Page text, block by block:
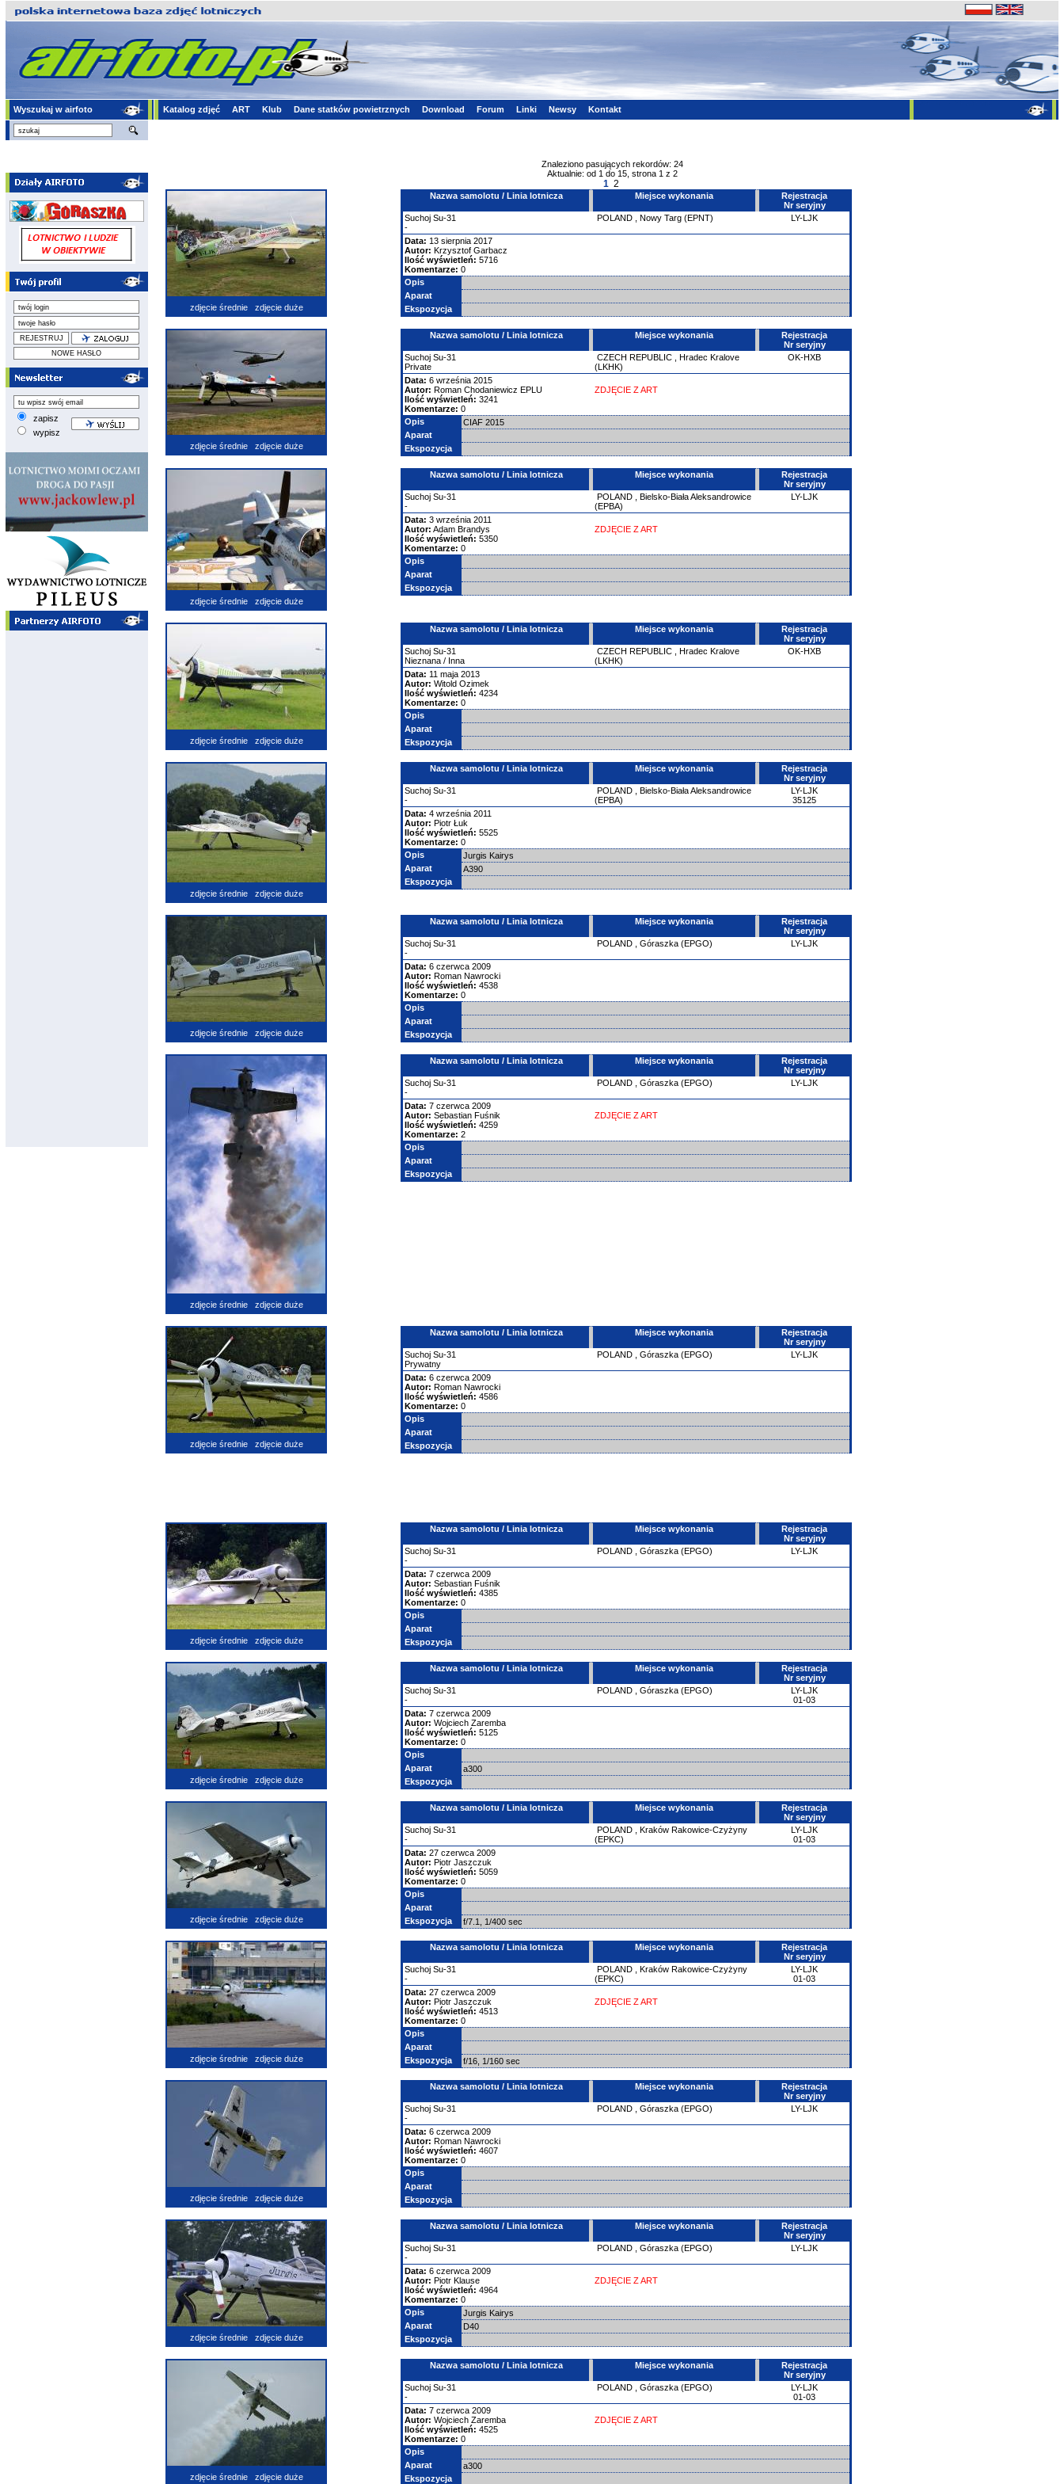
Wyszukaj w airfoto Katalog zdjęć ART Klub Dane statków powietrznych Download Forum Linki Newsy Kontakt
zapisz
wypisz
Znaleziono pasujących rekordów: 24
Aktualnie: od 1 do 15, strona 1 z 2
1 2
zdjęcie średnie zdjęcie duże
Nazwa samolotu / Linia lotnicza Miejsce wykonania
Rejestracja
Nr seryjny
Suchoj Su-31
-
POLAND Nowy Targ (EPNT) LY-LJK
Data: 13 sierpnia 2017
Autor: Krzysztof Garbacz
Ilość wyświetleń: 5716
Komentarze: 0
Opis
Aparat
Ekspozycja
zdjęcie średnie zdjęcie duże
Nazwa samolotu / Linia lotnicza Miejsce wykonania
Rejestracja
Nr seryjny
Suchoj Su-31
Private
CZECH REPUBLIC
Hradec Kralove
(LKHK)
OK-HXB
Data: 6 września 2015
Autor: Roman Chodaniewicz EPLU
Ilość wyświetleń: 3241
Komentarze: 0
ZDJĘCIE Z ART
Opis
CIAF 2015
Aparat
Ekspozycja
zdjęcie średnie zdjęcie duże
Nazwa samolotu / Linia lotnicza Miejsce wykonania
Rejestracja
Nr seryjny
Suchoj Su-31
-
POLAND
Bielsko-Biała Aleksandrowice
(EPBA)
LY-LJK
Data: 3 września 2011
Autor: Adam Brandys
Ilość wyświetleń: 5350
Komentarze: 0
ZDJĘCIE Z ART
Opis
Aparat
Ekspozycja
zdjęcie średnie zdjęcie duże
Nazwa samolotu / Linia lotnicza Miejsce wykonania
Rejestracja
Nr seryjny
Suchoj Su-31
Nieznana / Inna
CZECH REPUBLIC
Hradec Kralove
(LKHK)
OK-HXB
Data: 11 maja 2013
Autor: Witold Ozimek
Ilość wyświetleń: 4234
Komentarze: 0
Opis
Aparat
Ekspozycja
zdjęcie średnie zdjęcie duże
Nazwa samolotu / Linia lotnicza Miejsce wykonania
Rejestracja
Nr seryjny
Suchoj Su-31
-
POLAND
Bielsko-Biała Aleksandrowice
(EPBA)
LY-LJK
35125
Data: 4 września 2011
Autor: Piotr Łuk
Ilość wyświetleń: 5525
Komentarze: 0
Opis
Jurgis Kairys
Aparat
A390
Ekspozycja
zdjęcie średnie zdjęcie duże
Nazwa samolotu / Linia lotnicza Miejsce wykonania
Rejestracja
Nr seryjny
Suchoj Su-31
-
POLAND Góraszka (EPGO) LY-LJK
Data: 6 czerwca 2009
Autor: Roman Nawrocki
Ilość wyświetleń: 4538
Komentarze: 0
Opis
Aparat
Ekspozycja
zdjęcie średnie zdjęcie duże
Nazwa samolotu / Linia lotnicza Miejsce wykonania
Rejestracja
Nr seryjny
Suchoj Su-31
-
POLAND Góraszka (EPGO) LY-LJK
Data: 7 czerwca 2009
Autor: Sebastian Fuśnik
Ilość wyświetleń: 4259
Komentarze: 2
ZDJĘCIE Z ART
Opis
Aparat
Ekspozycja
zdjęcie średnie zdjęcie duże
Nazwa samolotu / Linia lotnicza Miejsce wykonania
Rejestracja
Nr seryjny
Suchoj Su-31
Prywatny
POLAND Góraszka (EPGO) LY-LJK
Data: 6 czerwca 2009
Autor: Roman Nawrocki
Ilość wyświetleń: 4586
Komentarze: 0
Opis
Aparat
Ekspozycja
zdjęcie średnie zdjęcie duże
Nazwa samolotu / Linia lotnicza Miejsce wykonania
Rejestracja
Nr seryjny
Suchoj Su-31
-
POLAND Góraszka (EPGO) LY-LJK
Data: 7 czerwca 2009
Autor: Sebastian Fuśnik
Ilość wyświetleń: 4385
Komentarze: 0
Opis
Aparat
Ekspozycja
zdjęcie średnie zdjęcie duże
Nazwa samolotu / Linia lotnicza Miejsce wykonania
Rejestracja
Nr seryjny
Suchoj Su-31
-
POLAND Góraszka (EPGO)
LY-LJK
01-03
Data: 7 czerwca 2009
Autor: Wojciech Zaremba
Ilość wyświetleń: 5125
Komentarze: 0
Opis
Aparat
a300
Ekspozycja
zdjęcie średnie zdjęcie duże
Nazwa samolotu / Linia lotnicza Miejsce wykonania
Rejestracja
Nr seryjny
Suchoj Su-31
-
POLAND
Kraków Rakowice-Czyżyny
(EPKC)
LY-LJK
01-03
Data: 27 czerwca 2009
Autor: Piotr Jaszczuk
Ilość wyświetleń: 5059
Komentarze: 0
Opis
Aparat
Ekspozycja
f/7.1, 1/400 sec
zdjęcie średnie zdjęcie duże
Nazwa samolotu / Linia lotnicza Miejsce wykonania
Rejestracja
Nr seryjny
Suchoj Su-31
-
POLAND
Kraków Rakowice-Czyżyny
(EPKC)
LY-LJK
01-03
Data: 27 czerwca 2009
Autor: Piotr Jaszczuk
Ilość wyświetleń: 4513
Komentarze: 0
ZDJĘCIE Z ART
Opis
Aparat
Ekspozycja
f/16, 1/160 sec
zdjęcie średnie zdjęcie duże
Nazwa samolotu / Linia lotnicza Miejsce wykonania
Rejestracja
Nr seryjny
Suchoj Su-31
-
POLAND Góraszka (EPGO) LY-LJK
Data: 6 czerwca 2009
Autor: Roman Nawrocki
Ilość wyświetleń: 4607
Komentarze: 0
Opis
Aparat
Ekspozycja
zdjęcie średnie zdjęcie duże
Nazwa samolotu / Linia lotnicza Miejsce wykonania
Rejestracja
Nr seryjny
Suchoj Su-31
-
POLAND Góraszka (EPGO) LY-LJK
Data: 6 czerwca 2009
Autor: Piotr Klause
Ilość wyświetleń: 4964
Komentarze: 0
ZDJĘCIE Z ART
Opis
Jurgis Kairys
Aparat
D40
Ekspozycja
zdjęcie średnie zdjęcie duże
Nazwa samolotu / Linia lotnicza Miejsce wykonania
Rejestracja
Nr seryjny
Suchoj Su-31
-
POLAND Góraszka (EPGO)
LY-LJK
01-03
Data: 7 czerwca 2009
Autor: Wojciech Zaremba
Ilość wyświetleń: 4525
Komentarze: 0
ZDJĘCIE Z ART
Opis
Aparat
a300
Ekspozycja